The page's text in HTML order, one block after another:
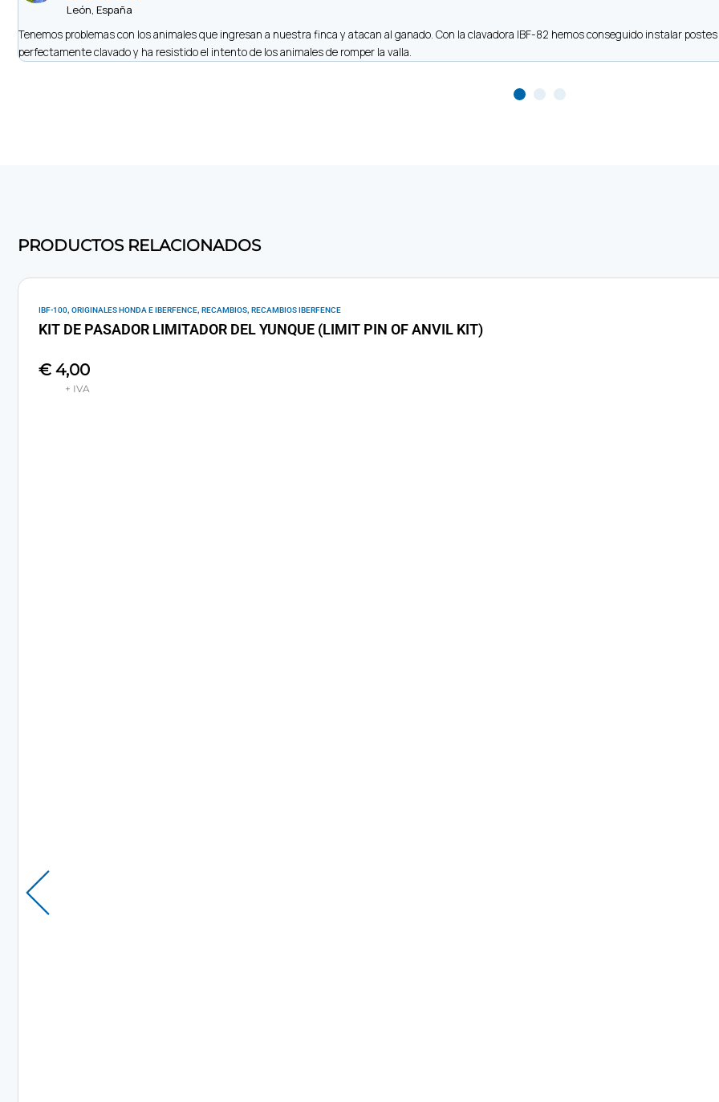
León, España
Tenemos problemas con los animales que ingresan a nuestra finca y atacan al ganado. Con la clavadora IBF-82 hemos conseguido instalar
perfectamente clavado y ha resistido el intento de los animales de romper la valla.
PRODUCTOS RELACIONADOS
IBF-100, ORIGINALES HONDA E IBERFENCE, RECAMBIOS, RECAMBIOS IBERFENCE
KIT DE PASADOR LIMITADOR DEL YUNQUE (LIMIT PIN OF ANVIL KIT)
€ 4,00